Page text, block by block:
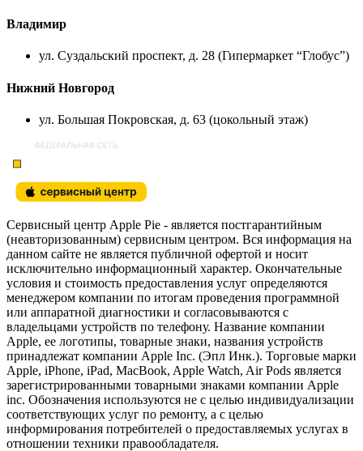
Владимир
ул. Суздальский проспект, д. 28 (Гипермаркет “Глобус”)
Нижний Новгород
ул. Большая Покровская, д. 63 (цокольный этаж)
Сервисный центр Apple Pie - является постгарантийным
(неавторизованным) сервисным центром. Вся информация на
данном сайте не является публичной офертой и носит
исключительно информационный характер. Окончательные
условия и стоимость предоставления услуг определяются
менеджером компании по итогам проведения программной
или аппаратной диагностики и согласовываются с
владельцами устройств по телефону. Название компании
Apple, ее логотипы, товарные знаки, названия устройств
принадлежат компании Apple Inc. (Эпл Инк.). Торговые марки
Apple, iPhone, iPad, MacBook, Apple Watch, Air Pods является
зарегистрированными товарными знаками компании Apple
inc. Обозначения используются не с целью индивидуализации
соответствующих услуг по ремонту, а с целью
информирования потребителей о предоставляемых услугах в
отношении техники правообладателя.